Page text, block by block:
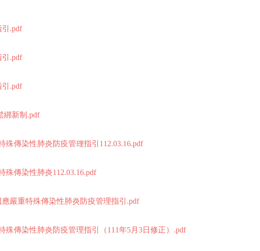
引.pdf
引.pdf
引.pdf
綁新制.pdf
殊傳染性肺炎防疫管理指引112.03.16.pdf
殊傳染性肺炎112.03.16.pdf
應嚴重特殊傳染性肺炎防疫管理指引.pdf
殊傳染性肺炎防疫管理指引（111年5月3日修正）.pdf